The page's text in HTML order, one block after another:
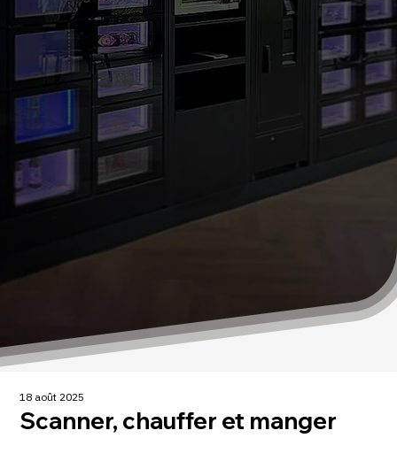
Scanner, chauffer et manger
18 août 2025